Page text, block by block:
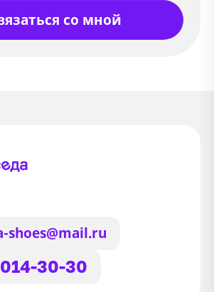
со мной
shoes@mail.ru
30-30